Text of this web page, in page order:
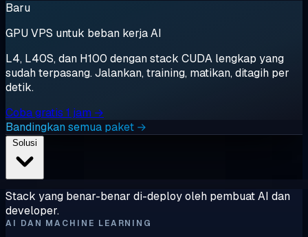
Baru
GPU VPS untuk beban kerja AI
L4, L40S, dan H100 dengan stack CUDA lengkap yang
sudah terpasang. Jalankan, training, matikan, ditagih per
detik.
Coba gratis 1 jam →
Bandingkan semua paket →
Stack yang benar-benar di-deploy oleh pembuat AI dan
developer.
AI DAN MACHINE LEARNING